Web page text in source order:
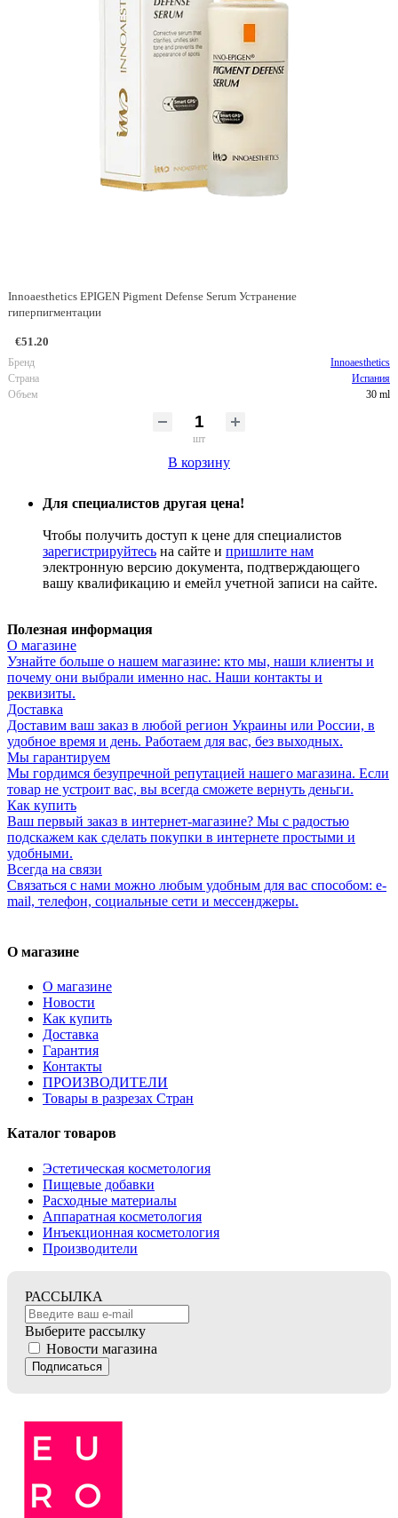
Innoaesthetics EPIGEN Pigment Defense Serum Устранение
гиперпигментации
€51.20
Бренд
Innoaesthetics
Страна
Испания
Объем
30 ml
шт
В корзину
Для специалистов другая цена!
Чтобы получить доступ к цене для специалистов
зарегистрируйтесь на сайте и пришлите нам
электронную версию документа, подтверждающего
вашу квалификацию и емейл учетной записи на сайте.
Полезная информация
О магазине
Узнайте больше о нашем магазине: кто мы, наши клиенты и
почему они выбрали именно нас. Наши контакты и
реквизиты.
Доставка
Доставим ваш заказ в любой регион Украины или России, в
удобное время и день. Работаем для вас, без выходных.
Мы гарантируем
Мы гордимся безупречной репутацией нашего магазина. Если
товар не устроит вас, вы всегда сможете вернуть деньги.
Как купить
Ваш первый заказ в интернет-магазине? Мы с радостью
подскажем как сделать покупки в интернете простыми и
удобными.
Всегда на связи
Связаться с нами можно любым удобным для вас способом: e-
mail, телефон, социальные сети и мессенджеры.
О магазине
О магазине
Новости
Как купить
Доставка
Гарантия
Контакты
ПРОИЗВОДИТЕЛИ
Товары в разрезах Стран
Каталог товаров
Эстетическая косметология
Пищевые добавки
Расходные материалы
Аппаратная косметология
Инъекционная косметология
Производители
РАССЫЛКА
Выберите рассылку
Новости магазина
Подписаться